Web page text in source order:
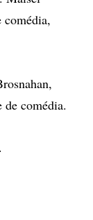
comédia,
comédia.